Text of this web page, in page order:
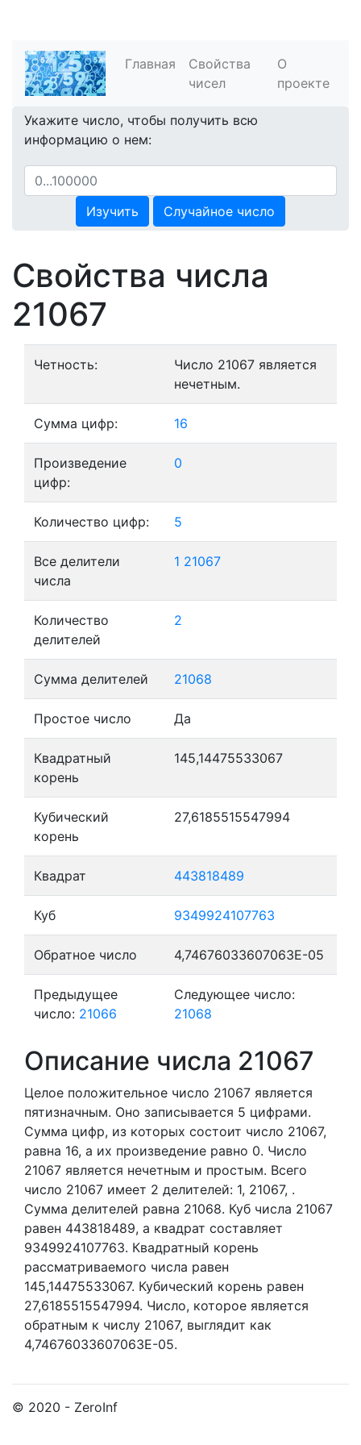
Главная
Свойства
чисел
О
проекте
Укажите число, чтобы получить всю
информацию о нем:
Изучить Случайное число
Свойства числа
21067
Четность:
Число 21067 является
нечетным.
Сумма цифр: 16
Произведение
цифр:
0
Количество цифр: 5
Все делители
числа
1 21067
Количество
делителей
2
Сумма делителей 21068
Простое число Да
Квадратный
корень
145,14475533067
Кубический
корень
27,6185515547994
Квадрат 443818489
Куб 9349924107763
Обратное число 4,74676033607063E-05
Предыдущее
число: 21066
Следующее число:
21068
Описание числа 21067
Целое положительное число 21067 является
пятизначным. Оно записывается 5 цифрами.
Сумма цифр, из которых состоит число 21067,
равна 16, а их произведение равно 0. Число
21067 является нечетным и простым. Всего
число 21067 имеет 2 делителей: 1, 21067, .
Сумма делителей равна 21068. Куб числа 21067
равен 443818489, а квадрат составляет
9349924107763. Квадратный корень
рассматриваемого числа равен
145,14475533067. Кубический корень равен
27,6185515547994. Число, которое является
обратным к числу 21067, выглядит как
4,74676033607063E-05.
© 2020 - ZeroInf